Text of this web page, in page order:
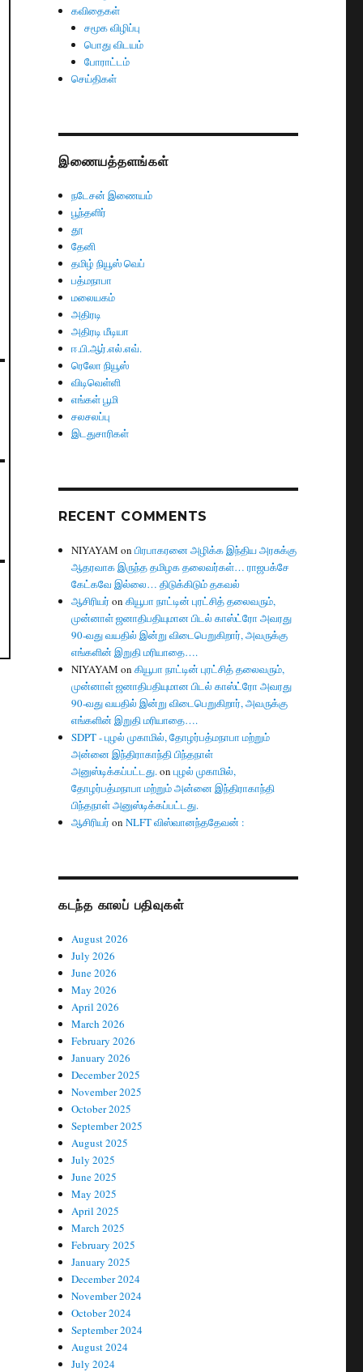
கவிதைகள்
சமூக விழிப்பு
பொது விடயம்
போராட்டம்
செய்திகள்
இணையத்தளங்கள்
நடேசன் இணையம்
பூந்தளிர்
தூ
தேனி
தமிழ் நியூஸ் வெப்
பத்மநாபா
மலையகம்
அதிரடி
அதிரடி மீடியா
ஈ.பி.ஆர்.எல்.எவ்.
ரெலோ நியூஸ்
விடிவெள்ளி
எங்கள் பூமி
சலசலப்பு
இடதுசாரிகள்
RECENT COMMENTS
NIYAYAM onபிரபாகரனை அழிக்க இந்திய அரசுக்கு
ஆதரவாக இருந்த தமிழக தலைவர்கள்… ராஜபக்சே
கேட்கவே இல்லை… திடுக்கிடும் தகவல்
ஆசிரியர் onகியூபா நாட்டின் புரட்சித் தலைவரும்,
முன்னாள் ஜனாதிபதியுமான பிடல் காஸ்ட்ரோ அவரது
90-வது வயதில் இன்று விடைபெறுகிறார், அவருக்கு
எங்களின் இறுதி மரியாதை….
NIYAYAM onகியூபா நாட்டின் புரட்சித் தலைவரும்,
முன்னாள் ஜனாதிபதியுமான பிடல் காஸ்ட்ரோ அவரது
90-வது வயதில் இன்று விடைபெறுகிறார், அவருக்கு
எங்களின் இறுதி மரியாதை….
SDPT - புழல் முகாமில், தோழர்பத்மநாபா மற்றும்
அன்னை இந்திராகாந்தி பிந்தநாள்
அனுஸ்டிக்கப்பட்டது.onபுழல் முகாமில்,
தோழர்பத்மநாபா மற்றும் அன்னை இந்திராகாந்தி
பிந்தநாள் அனுஸ்டிக்கப்பட்டது.
ஆசிரியர் onNLFT விஸ்வானந்ததேவன் :
கடந்த காலப் பதிவுகள்
August 2026
July 2026
June 2026
May 2026
April 2026
March 2026
February 2026
January 2026
December 2025
November 2025
October 2025
September 2025
August 2025
July 2025
June 2025
May 2025
April 2025
March 2025
February 2025
January 2025
December 2024
November 2024
October 2024
September 2024
August 2024
July 2024